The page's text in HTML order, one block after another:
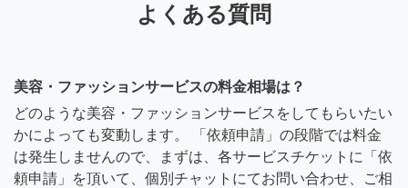
よくある質問
美容・ファッションサービスの料金相場は？
どのような美容・ファッションサービスをしてもらいたい
かによっても変動します。 「依頼申請」の段階では料金
は発生しませんので、まずは、各サービスチケットに「依
頼申請」を頂いて、個別チャットにてお問い合わせ、ご相